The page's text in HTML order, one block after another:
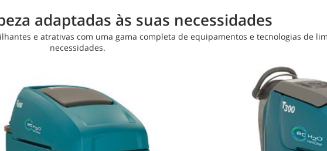
adaptadas às suas necessidades
e atrativas com uma gama completa de equipamentos e tecnologias de
necessidades.